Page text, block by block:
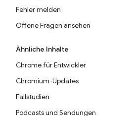
Fehler melden
Offene Fragen ansehen
Ähnliche Inhalte
Chrome für Entwickler
Chromium-Updates
Fallstudien
Podcasts und Sendungen